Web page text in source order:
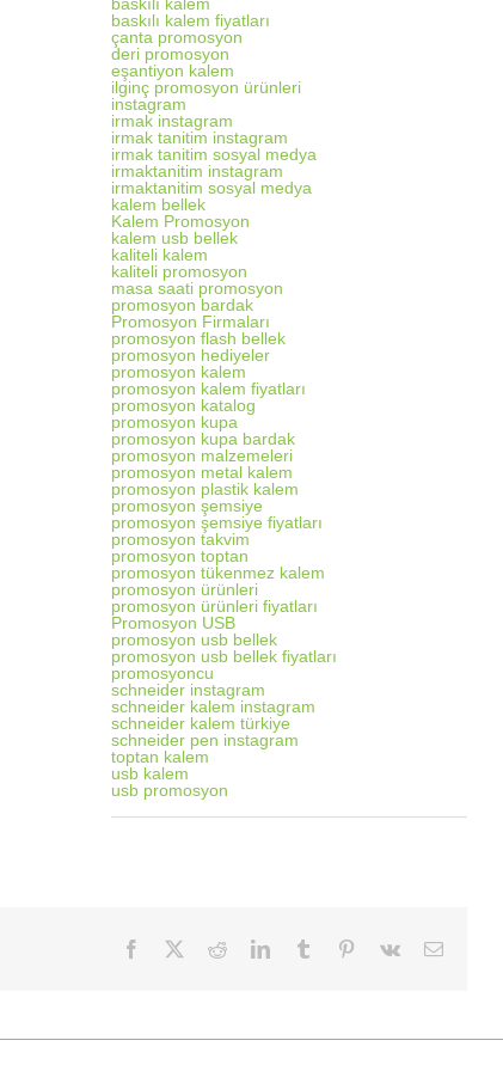
baskılı kalem fiyatları
çanta promosyon
deri promosyon
eşantiyon kalem
ilginç promosyon ürünleri
instagram
irmak instagram
irmak tanitim instagram
irmak tanitim sosyal medya
irmaktanitim instagram
irmaktanitim sosyal medya
kalem bellek
Kalem Promosyon
kalem usb bellek
kaliteli kalem
kaliteli promosyon
masa saati promosyon
promosyon bardak
Promosyon Firmaları
promosyon flash bellek
promosyon hediyeler
promosyon kalem
promosyon kalem fiyatları
promosyon katalog
promosyon kupa
promosyon kupa bardak
promosyon malzemeleri
promosyon metal kalem
promosyon plastik kalem
promosyon şemsiye
promosyon şemsiye fiyatları
promosyon takvim
promosyon toptan
promosyon tükenmez kalem
promosyon ürünleri
promosyon ürünleri fiyatları
Promosyon USB
promosyon usb bellek
promosyon usb bellek fiyatları
promosyoncu
schneider instagram
schneider kalem instagram
schneider kalem türkiye
schneider pen instagram
toptan kalem
usb kalem
usb promosyon
Facebook RedditLinkedInTumblr Pinterest
Vk
E-